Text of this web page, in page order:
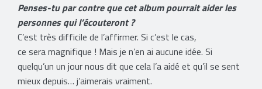
Penses-tu par contre que cet album pourrait aider les
personnes qui l’écouteront ?
C’est très difficile de l’affirmer. Si c’est le cas,
ce sera magnifique ! Mais je n’en ai aucune idée. Si
quelqu’un un jour nous dit que cela l’a aidé et qu’il se sent
mieux depuis… j’aimerais vraiment.